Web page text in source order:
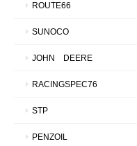
ROUTE66
SUNOCO
JOHN DEERE
RACINGSPEC76
STP
PENZOIL